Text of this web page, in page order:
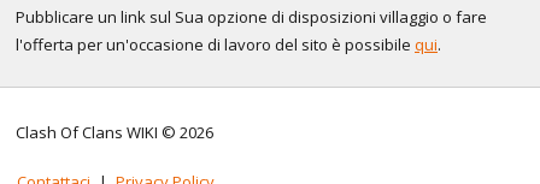
Pubblicare un link sul Sua opzione di disposizioni villaggio o fare
l'offerta per un'occasione di lavoro del sito è possibile qui.
Clash Of Clans WIKI © 2026